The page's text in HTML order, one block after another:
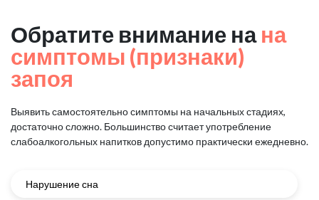
Обратите внимание нана
симптомы (признаки)
запоя
Выявить самостоятельно симптомы на начальных стадиях,
достаточно сложно. Большинство считает употребление
слабоалкогольных напитков допустимо практически ежедневно.
Нарушение сна